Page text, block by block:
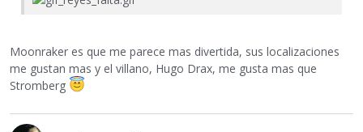
Moonraker es que me parece mas divertida, sus localizaciones
me gustan mas y el villano, Hugo Drax, me gusta mas que
Stromberg